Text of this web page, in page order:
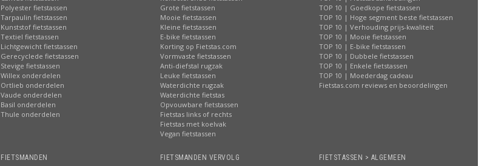
Polyester fietstassen
Tarpaulin fietstassen
Kunststof fietstassen
Textiel fietstassen
Lichtgewicht fietstassen
Gerecyclede fietstassen
Stevige fietstassen
Willex onderdelen
Ortlieb onderdelen
Vaude onderdelen
Basil onderdelen
Thule onderdelen
Grote fietstassen
Mooie fietstassen
Kleine fietstassen
E-bike fietstassen
Korting op Fietstas.com
Vormvaste fietstassen
Anti-diefstal rugzak
Leuke fietstassen
Waterdichte rugzak
Waterdichte fietstas
Opvouwbare fietstassen
Fietstas links of rechts
Fietstas met koelvak
Vegan fietstassen
TOP 10 | Goedkope fietstassen
TOP 10 | Hoge segment beste fietstassen
TOP 10 | Verhouding prijs-kwaliteit
TOP 10 | Mooie fietstassen
TOP 10 | E-bike fietstassen
TOP 10 | Dubbele fietstassen
TOP 10 | Enkele fietstassen
TOP 10 | Moederdag cadeau
Fietstas.com reviews en beoordelingen
FIETSMANDEN FIETSMANDEN VERVOLG FIETSTASSEN > ALGEMEEN